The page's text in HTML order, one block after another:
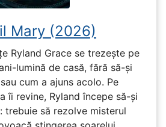
Mary (2026)
Ryland Grace se trezește pe
lumină de casă, fără să-și
cum a ajuns acolo. Pe
îi revine, Ryland începe să-și
trebuie să rezolve misterul